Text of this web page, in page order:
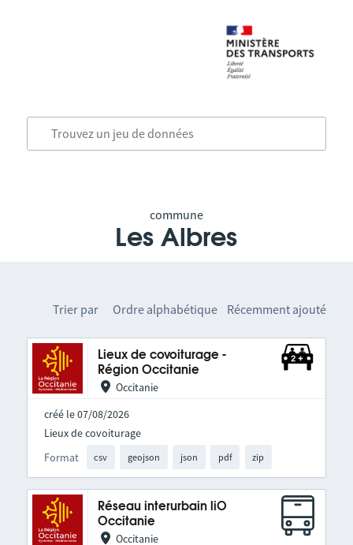
commune
Les Albres
Trier par Ordre alphabétique Récemment ajouté
Lieux de covoiturage -
Région Occitanie
Occitanie
créé le 07/08/2026
Format csv geojson json pdf zip
Lieux de covoiturage
Réseau interurbain liO
Occitanie
Occitanie